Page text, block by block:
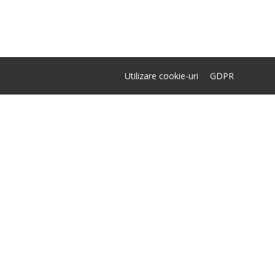
Utilizare cookie-uri GDPR